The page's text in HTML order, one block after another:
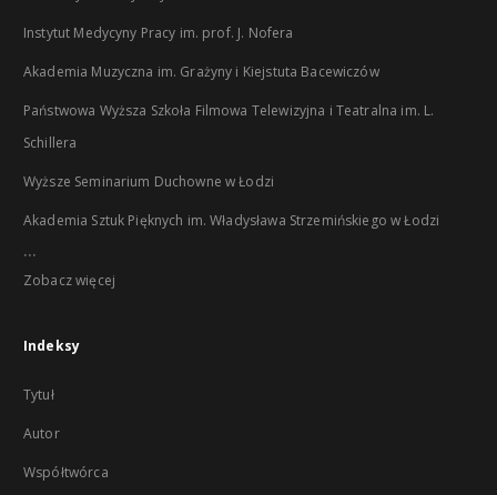
Instytut Medycyny Pracy im. prof. J. Nofera
Akademia Muzyczna im. Grażyny i Kiejstuta Bacewiczów
Państwowa Wyższa Szkoła Filmowa Telewizyjna i Teatralna im. L.
Schillera
Wyższe Seminarium Duchowne w Łodzi
Akademia Sztuk Pięknych im. Władysława Strzemińskiego w Łodzi
...
Zobacz więcej
Indeksy
Tytuł
Autor
Współtwórca